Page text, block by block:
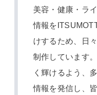
美容・健康・ラ
情報を
けするため、日
制作しています
く輝けるよう、
情報を発信し、